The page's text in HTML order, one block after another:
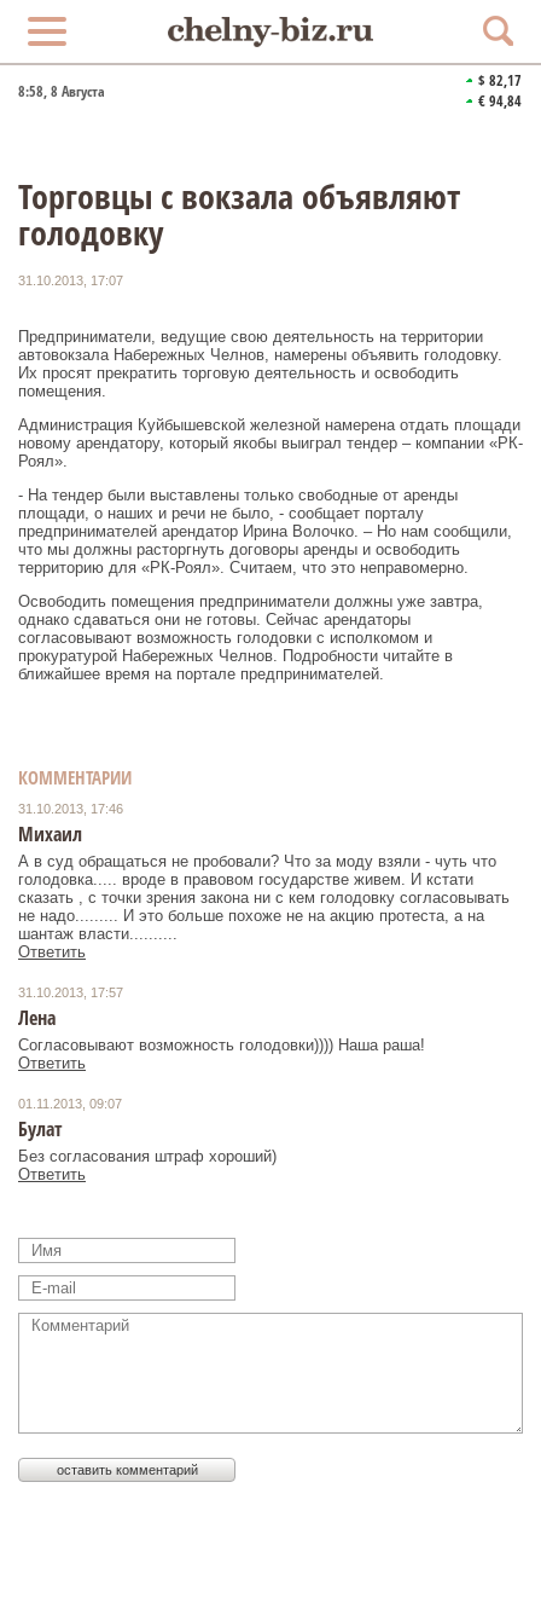
8:58, 8 Августа
$ 82,17
€ 94,84
Торговцы с вокзала объявляют
голодовку
31.10.2013, 17:07
Предприниматели, ведущие свою деятельность на территории
автовокзала Набережных Челнов, намерены объявить голодовку.
Их просят прекратить торговую деятельность и освободить
помещения.
Администрация Куйбышевской железной намерена отдать площади
новому арендатору, который якобы выиграл тендер – компании «РК-
Роял».
- На тендер были выставлены только свободные от аренды
площади, о наших и речи не было, - сообщает порталу
предпринимателей арендатор Ирина Волочко. – Но нам сообщили,
что мы должны расторгнуть договоры аренды и освободить
территорию для «РК-Роял». Считаем, что это неправомерно.
Освободить помещения предприниматели должны уже завтра,
однако сдаваться они не готовы. Сейчас арендаторы
согласовывают возможность голодовки с исполкомом и
прокуратурой Набережных Челнов. Подробности читайте в
ближайшее время на портале предпринимателей.
КОММЕНТАРИИ
31.10.2013, 17:46
Михаил
А в суд обращаться не пробовали? Что за моду взяли - чуть что
голодовка..... вроде в правовом государстве живем. И кстати
сказать , с точки зрения закона ни с кем голодовку согласовывать
не надо......... И это больше похоже не на акцию протеста, а на
шантаж власти..........
Ответить
31.10.2013, 17:57
Лена
Согласовывают возможность голодовки)))) Наша раша!
Ответить
01.11.2013, 09:07
Булат
Без согласования штраф хороший)
Ответить